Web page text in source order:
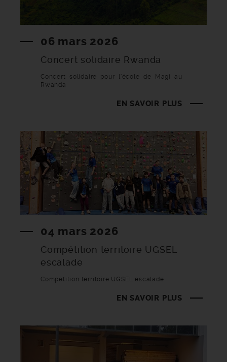
06 mars 2026
Concert solidaire Rwanda
Concert solidaire pour l'école de Magi au
Rwanda
EN SAVOIR PLUS
04 mars 2026
Compétition territoire UGSEL
escalade
Compétition territoire UGSEL escalade
EN SAVOIR PLUS